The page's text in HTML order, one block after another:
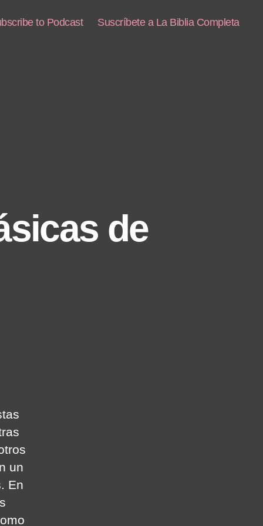
to Podcast Suscríbete a La Biblia Completa
de
un
En